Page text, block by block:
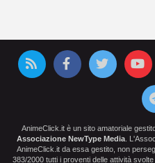
AnimeClick.it è un sito amatoriale
Associazione NewType Media .
AnimeClick.it da essa gestito, non
383/2000 tutti i proventi delle attività